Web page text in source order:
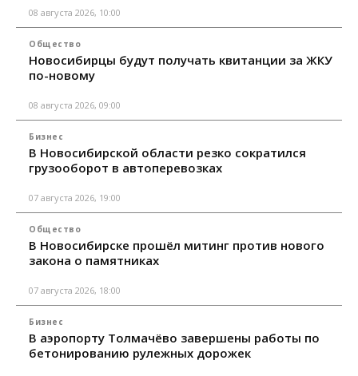
08 августа 2026, 10:00
Общество
Новосибирцы будут получать квитанции за ЖКУ
по-новому
08 августа 2026, 09:00
Бизнес
В Новосибирской области резко сократился
грузооборот в автоперевозках
07 августа 2026, 19:00
Общество
В Новосибирске прошёл митинг против нового
закона о памятниках
07 августа 2026, 18:00
Бизнес
В аэропорту Толмачёво завершены работы по
бетонированию рулежных дорожек